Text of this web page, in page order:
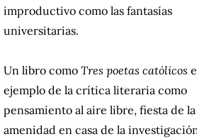
improductivo como las fantasías
universitarias.
Un libro como Tres poetas católicos
ejemplo de la crítica literaria como
pensamiento al aire libre, fiesta de la
amenidad en casa de la